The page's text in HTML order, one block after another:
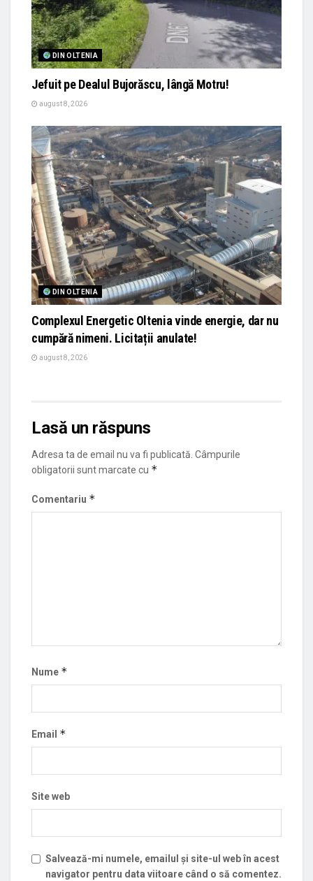
DIN OLTENIA
Jefuit pe Dealul Bujorăscu, lângă Motru!
august 8, 2026
DIN OLTENIA
Complexul Energetic Oltenia vinde energie, dar nu
cumpără nimeni. Licitații anulate!
august 8, 2026
Lasă un răspuns
Adresa ta de email nu va fi publicată. Câmpurile
obligatorii sunt marcate cu *
Comentariu *
Nume *
Email *
Site web
Salvează-mi numele, emailul și site-ul web în acest
navigator pentru data viitoare când o să comentez.